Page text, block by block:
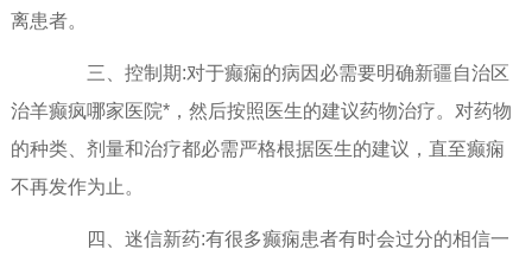
离患者。
三、控制期:对于癫痫的病因必需要明确新疆自治区
治羊癫疯哪家医院*，然后按照医生的建议药物治疗。对药物
的种类、剂量和治疗都必需严格根据医生的建议，直至癫痫
不再发作为止。
四、迷信新药:有很多癫痫患者有时会过分的相信一